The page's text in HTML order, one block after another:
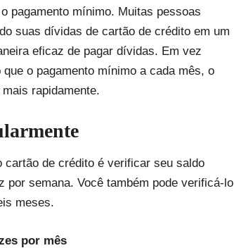
pagamento mínimo. Muitas pessoas
suas dívidas de cartão de crédito em um
eficaz de pagar dívidas. Em vez
o pagamento mínimo a cada mês, o
rapidamente.
de crédito é verificar seu saldo
por semana. Você também pode verificá-lo
meses.
por mês